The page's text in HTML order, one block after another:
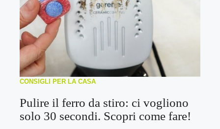
CONSIGLI PER LA CASA
Pulire il ferro da stiro: ci vogliono
solo 30 secondi. Scopri come fare!